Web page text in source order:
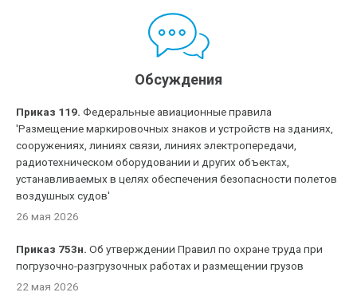
Обсуждения
Приказ 119. Федеральные авиационные правила
'Размещение маркировочных знаков и устройств на зданиях,
сооружениях, линиях связи, линиях электропередачи,
радиотехническом оборудовании и других объектах,
устанавливаемых в целях обеспечения безопасности полетов
воздушных судов'
26 мая 2026
Приказ 753н. Об утверждении Правил по охране труда при
погрузочно-разгрузочных работах и размещении грузов
22 мая 2026